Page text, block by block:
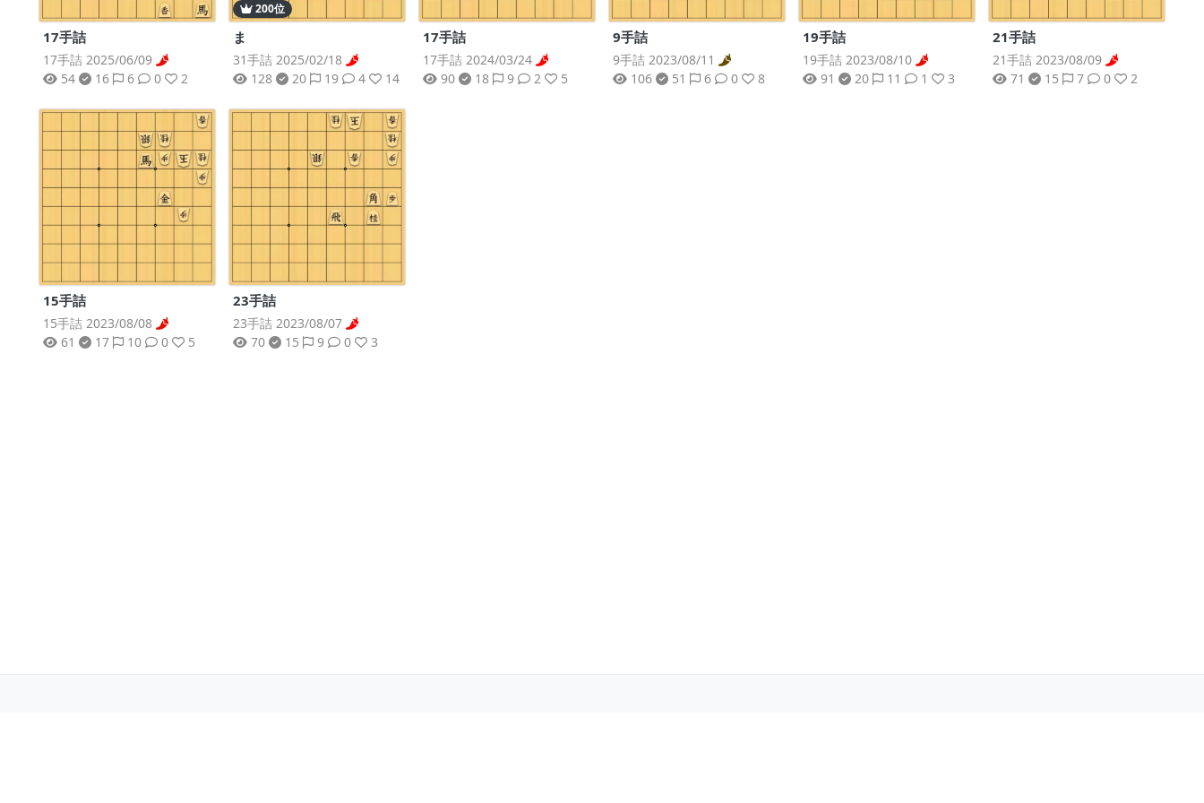
17手詰
17手詰 2025/06/09
54
16 6 0 2
200位
ま
31手詰 2025/02/18
128
20 19 4 14
17手詰
17手詰 2024/03/24
90
18 9 2 5
9手詰
9手詰 2023/08/11
106
51 6 0 8
19手詰
19手詰 2023/08/10
91
20 11 1 3
21手詰
21手詰 2023/08/09
71
15 7 0 2
15手詰
15手詰 2023/08/08
61
17 10 0 5
23手詰
23手詰 2023/08/07
70
15 9 0 3